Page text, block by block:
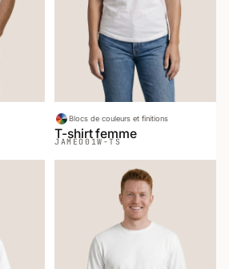
Blocs de couleurs et finitions
T-shirt femme
JAMEO 01W-TS